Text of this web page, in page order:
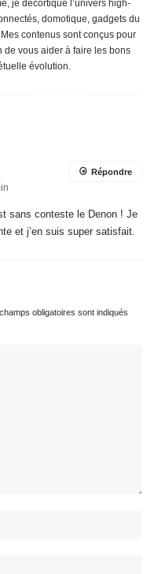
je décortique l’univers high-
domotique, gadgets du
contenus sont conçus pour
de vous aider à faire les bons
évolution.
sans conteste le Denon ! Je
et j’en suis super satisfait.
Répondre
obligatoires sont indiqués